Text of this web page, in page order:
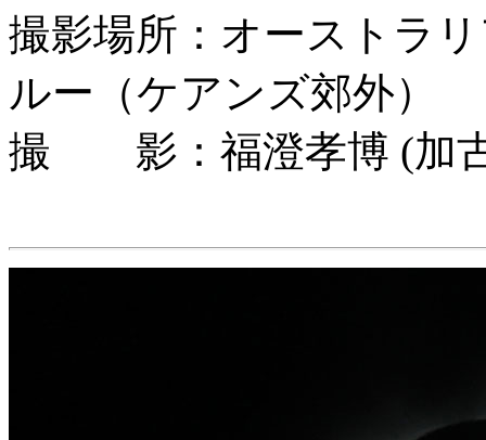
撮影場所：オーストラ
ルー（ケアンズ郊外）
撮 影：福澄孝博 (加古